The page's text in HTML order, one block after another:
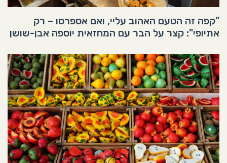
"קפה זה הטעם האהוב עליי, ואם אספרסו – רק
אתיופי": קצר על הבר עם המחזאית יוספה אבן-שושן